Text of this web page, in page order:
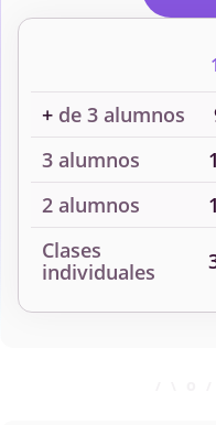
+ de 3 alumnos
3 alumnos
2 alumnos
Clases
individuales